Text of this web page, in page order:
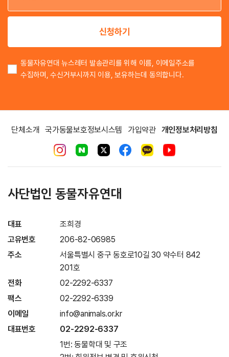
이
신청하기
동물자유연대 뉴스레터 발송관리를 위해 이름, 이메일주소를
수집하며, 수신거부시까지 이용, 보유하는데 동의합니다.
단체소개 국가동물보호정보시스템 가입약관 개인정보처리방침
사단법인 동물자유연대
대표
조희경
고유번호
206-82-06985
주소
서울특별시 중구 동호로10길 30 약수터 842
201호
전화
02-2292-6337
팩스
02-2292-6339
이메일
info@animals.or.kr
대표번호
02-2292-6337
1번: 동물학대 및 구조